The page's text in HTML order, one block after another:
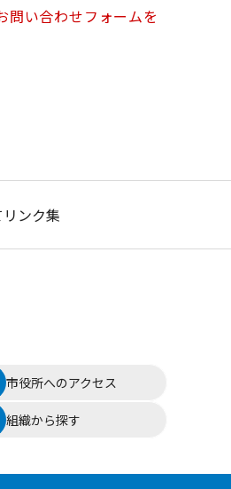
い合わせフォームを
リンク集
市役所へのアクセス
組織から探す